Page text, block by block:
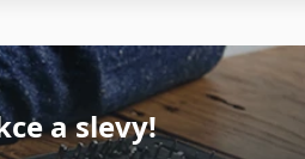
a slevy!